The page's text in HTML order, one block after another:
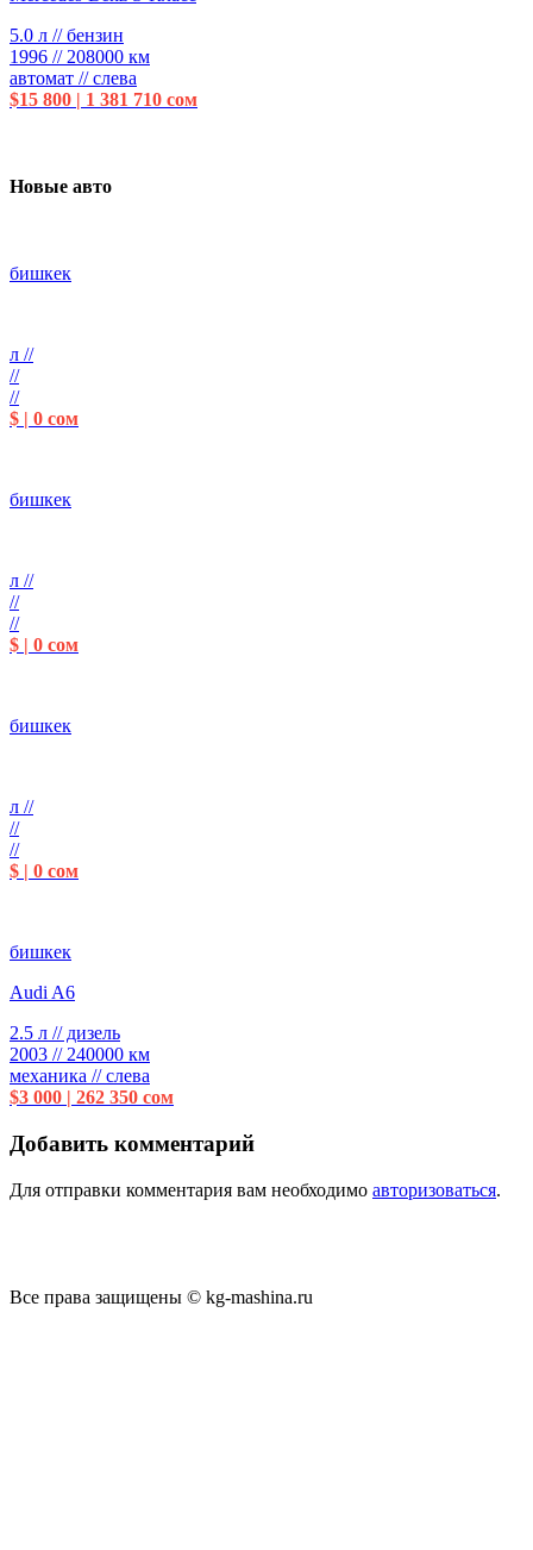
5.0 л // бензин
1996 // 208000 км
автомат // слева
$15 800 | 1 381 710 сом
Новые авто
бишкек
л //
//
//
$ | 0 сом
бишкек
л //
//
//
$ | 0 сом
бишкек
л //
//
//
$ | 0 сом
бишкек
Audi A6
2.5 л // дизель
2003 // 240000 км
механика // слева
$3 000 | 262 350 сом
Добавить комментарий
Для отправки комментария вам необходимо авторизоваться.
Все права защищены © kg-mashina.ru